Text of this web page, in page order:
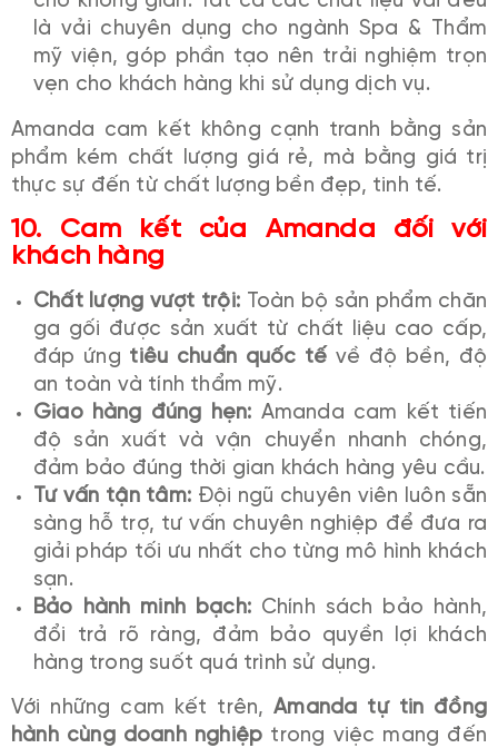
là vải chuyên dụng cho ngành Spa & Thẩm
mỹ viện, góp phần tạo nên trải nghiệm trọn
vẹn cho khách hàng khi sử dụng dịch vụ.
Amanda cam kết không cạnh tranh bằng sản
phẩm kém chất lượng giá rẻ, mà bằng giá trị
thực sự đến từ chất lượng bền đẹp, tinh tế.
10. Cam kết của Amanda đối với
khách hàng
Chất lượng vượt trội: Toàn bộ sản phẩm chăn
ga gối được sản xuất từ chất liệu cao cấp,
đáp ứng tiêu chuẩn quốc tế về độ bền, độ
an toàn và tính thẩm mỹ.
Giao hàng đúng hẹn: Amanda cam kết tiến
độ sản xuất và vận chuyển nhanh chóng,
đảm bảo đúng thời gian khách hàng yêu cầu.
Tư vấn tận tâm: Đội ngũ chuyên viên luôn sẵn
sàng hỗ trợ, tư vấn chuyên nghiệp để đưa ra
giải pháp tối ưu nhất cho từng mô hình khách
sạn.
Bảo hành minh bạch:Chính sách bảo hành,
đổi trả rõ ràng, đảm bảo quyền lợi khách
hàng trong suốt quá trình sử dụng.
Với những cam kết trên,Amanda tự tin đồng
hành cùng doanh nghiệp trong việc mang đến